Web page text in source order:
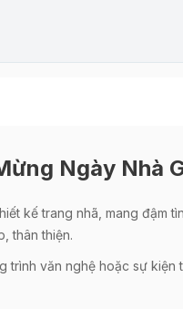
Ngày Nhà
kế trang nhã, mang
thân thiện.
văn nghệ hoặc sự